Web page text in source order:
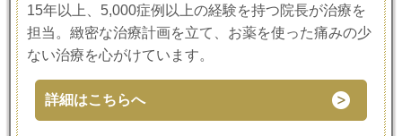
15年以上、5,000症例以上の経験を持つ院長が治療を
担当。緻密な治療計画を立て、お薬を使った痛みの少
ない治療を心がけています。
詳細はこちらへ